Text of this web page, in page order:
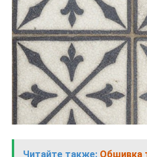
Читайте также: Обшивка